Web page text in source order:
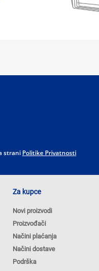
strani Politike Privatnosti
Za kupce
Novi proizvodi
Proizvođači
Načini plaćanja
Načini dostave
Podrška